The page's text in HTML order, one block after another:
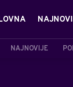
NAJNOVIJE